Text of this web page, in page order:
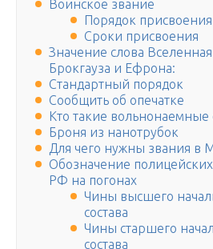
Воинское звание
Порядок присвоения
Сроки присвоения
Значение слова
Брокгауза и Ефрона:
Стандартный порядок
Сообщить об опечатке
Кто такие
Броня из нанотрубок
Для чего нужны звания в
Обозначение
РФ на погонах
Чины высшего
состава
Чины старшего
состава